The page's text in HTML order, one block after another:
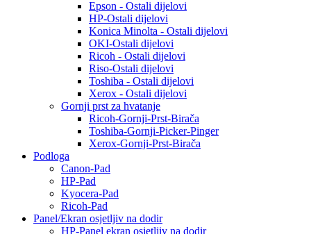
Epson - Ostali dijelovi
HP-Ostali dijelovi
Konica Minolta - Ostali dijelovi
OKI-Ostali dijelovi
Ricoh - Ostali dijelovi
Riso-Ostali dijelovi
Toshiba - Ostali dijelovi
Xerox - Ostali dijelovi
Gornji prst za hvatanje
Ricoh-Gornji-Prst-Birača
Toshiba-Gornji-Picker-Pinger
Xerox-Gornji-Prst-Birača
Podloga
Canon-Pad
HP-Pad
Kyocera-Pad
Ricoh-Pad
Panel/Ekran osjetljiv na dodir
HP-Panel ekran osjetljiv na dodir